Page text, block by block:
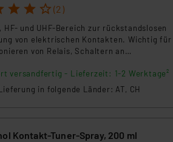
3 4 5 (2)
HF- und UHF-Bereich zur rückstandslosen
von elektrischen Kontakten. Wichtig für
von Relais, Schaltern an
Bauteilen.
versandfertig - Lieferzeit: 1-2 Werktage²
in folgende Länder: AT, CH
Kontakt-Tuner-Spray, 200 ml